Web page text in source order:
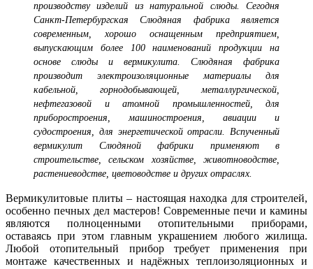
производству изделий из натуральной слюды. Сегодня
Санкт-Петербургская Слюдяная фабрика является
современным, хорошо оснащенным предприятием,
выпускающим более 100 наименований продукции на
основе слюды и вермикулита. Слюдяная фабрика
производит электроизоляционные материалы для
кабельной, горнодобывающей, металлургической,
нефтегазовой и атомной промышленностей, для
приборостроения, машиностроения, авиации и
судостроения, для энергетической отрасли. Вспученный
вермикулит Слюдяной фабрики применяют в
строительстве, сельском хозяйстве, животноводстве,
растениеводстве, цветоводстве и других отраслях.
Вермикулитовые плиты – настоящая находка для строителей,
особенно печных дел мастеров! Современные печи и камины
являются полноценными отопительными приборами,
оставаясь при этом главным украшением любого жилища.
Любой отопительный прибор требует применения при
монтаже качественных и надёжных теплоизоляционных и